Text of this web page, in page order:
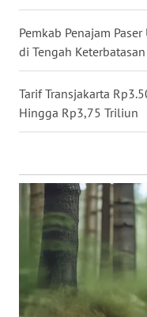
Pemkab Penajam
di Tengah Keterbatasan
Tarif Transjakarta
Hingga Rp3,75 Triliun
WN
SIMALUNGUN
WN
LABUHANBATU
TENGAH
WN DELI
SERDANG
WN
TEBING